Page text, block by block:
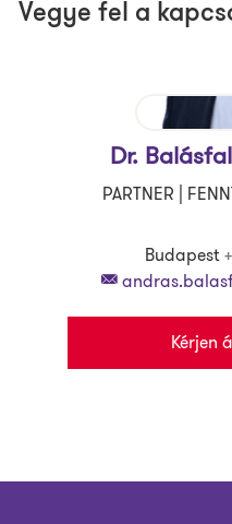
Vegye fel a
Dr.
PARTNER |
Budapest
Kérjen